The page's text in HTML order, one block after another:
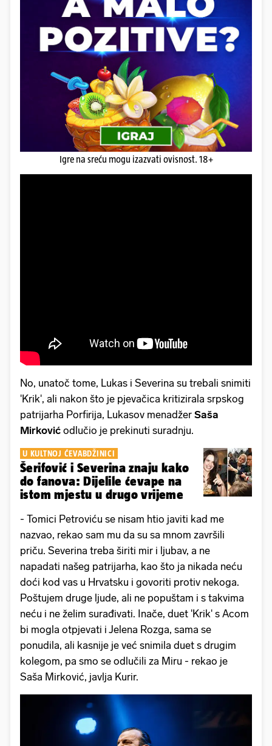
Igre na sreću mogu izazvati ovisnost. 18+
No, unatoč tome, Lukas i Severina su trebali snimiti
'Krik', ali nakon što je pjevačica kritizirala srpskog
patrijarha Porfirija, Lukasov menadžer Saša
Mirković odlučio je prekinuti suradnju.
U KULTNOJ ĆEVABDŽINICI
Šerifović i Severina znaju kako
do fanova: Dijelile ćevape na
istom mjestu u drugo vrijeme
- Tomici Petroviću se nisam htio javiti kad me
nazvao, rekao sam mu da su sa mnom završili
priču. Severina treba širiti mir i ljubav, a ne
napadati našeg patrijarha, kao što ja nikada neću
doći kod vas u Hrvatsku i govoriti protiv nekoga.
Poštujem druge ljude, ali ne popuštam i s takvima
neću i ne želim surađivati. Inače, duet 'Krik' s Acom
bi mogla otpjevati i Jelena Rozga, sama se
ponudila, ali kasnije je već snimila duet s drugim
kolegom, pa smo se odlučili za Miru - rekao je
Saša Mirković, javlja Kurir.